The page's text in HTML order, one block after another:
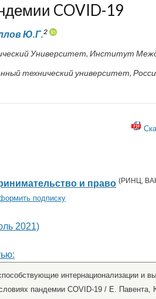
COVID-19
Ю.Г.2
Университет, Институт
технический университет,
и право (РИНЦ,
подписку
2021)
интернационализации и
пандемии COVID-19 / Е.